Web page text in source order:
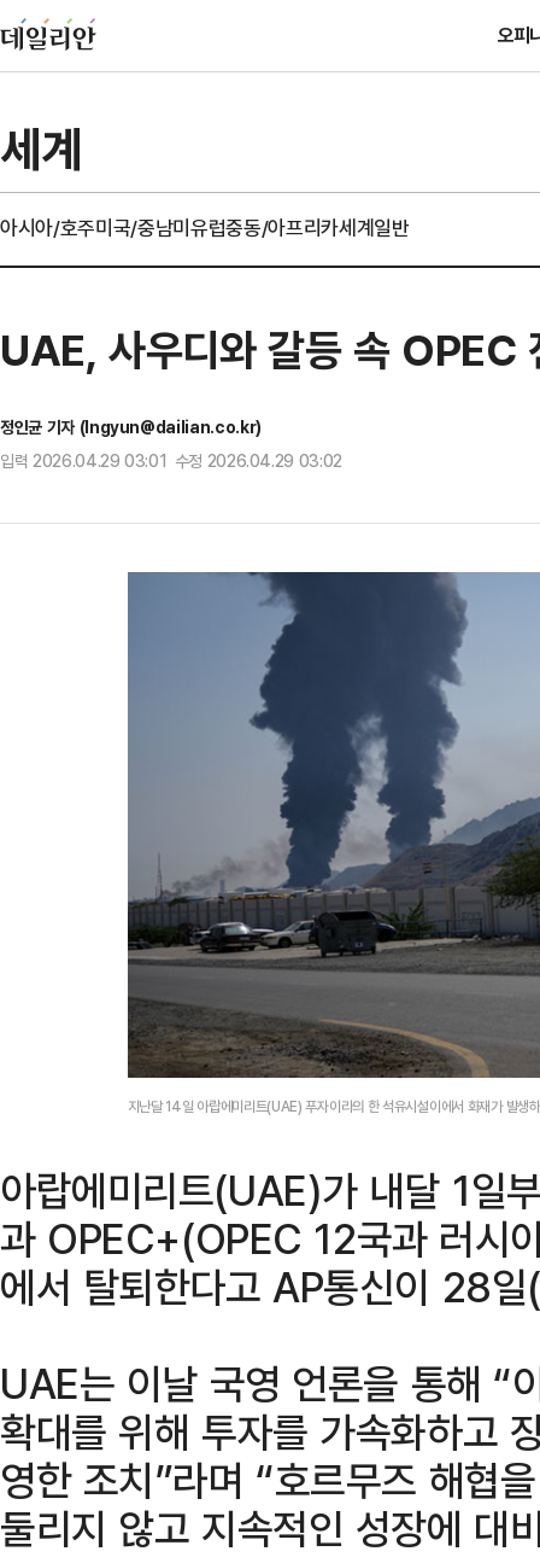
오피
세계
아시아/호주미국/중남미유럽중동/아프리카세계일반
UAE, 사우디와 갈등 속
정인균 기자 (Ingyun@dailian.co.kr)
입력 2026.04.29 03:01 수정 2026.04.29 03:02
지난달 14일 아랍에미리트(UAE) 푸자이라의 한 석유시설이에서 화재가 발
아랍에미리트(UAE)가 내달 1일
과 OPEC+(OPEC 12국과 러시
에서 탈퇴한다고 AP통신이 28
UAE는 이날 국영 언론을 통해 “
확대를 위해 투자를 가속화하고
영한 조치”라며 “호르무즈 해협
둘리지 않고 지속적인 성장에 대